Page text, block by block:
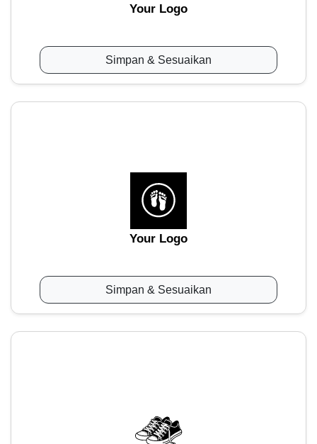
Your Logo
Simpan & Sesuaikan
Your Logo
Simpan & Sesuaikan